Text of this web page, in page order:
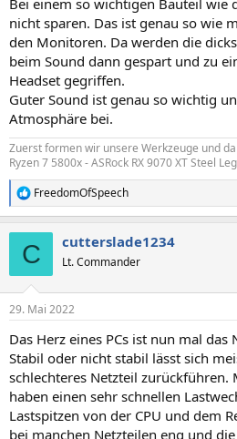
Bei einem so wichtigen Bauteil wie
nicht sparen. Das ist genau so wie
den Monitoren. Da werden die
beim Sound dann gespart und zu
Headset gegriffen.
Guter Sound ist genau so wichtig
Atmosphäre bei.
Zuerst formen wir unsere Werkzeuge und
Ryzen 7 5800x - ASRock RX 9070 XT Steel
R
e
e
:
FreedomOfSpeech
C cutterslade1234
Lt. Commander
29. Mai 2022
Das Herz eines PCs ist nun mal das
Stabil oder nicht stabil lässt sich
schlechteres Netzteil zurückführen.
haben einen sehr schnellen
Lastspitzen von der CPU und dem
bei manchen Netzteilen eng und